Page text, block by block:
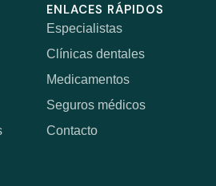
ENLACES RÁPIDOS
Especialistas
Clínicas dentales
Medicamentos
Seguros médicos
Contacto